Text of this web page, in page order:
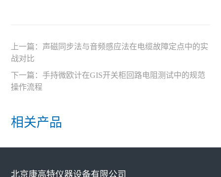
上一篇： 声磁同步法与音频感应法在电缆故障定点中的实
战对比
下一篇： 手持微欧计在GIS开关柜回路电阻测试中的规范
操作流程
相关产品
北京康高特仪器设备有限公司